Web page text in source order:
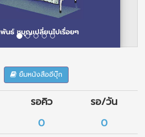
ยืมหนังสืออีบุ๊ก
รอคิว
รอ/วัน
0 0